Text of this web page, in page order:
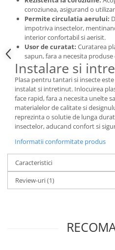
coroziunea, asigurand o
Permite circulatia aerului:
impotriva insectelor,
interior confortabil si aerisit.
Usor de curatat: Curatarea
sapun, fara a necesita
Instalare si
Plasa pentru tantari si insecte
instalat si intretinut. Inlocuirea
face rapid, fara a necesita unelte
materialelor de calitate si
reprezinta o solutie de lunga
insectelor, aducand confort si
Informatii conformitate produs
Caracteristici
Review-uri(1)